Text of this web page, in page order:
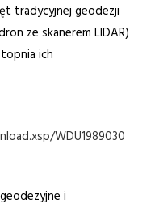
tradycyjnej geodezji
ze skanerem LIDAR)
ich
WDU1989030
i